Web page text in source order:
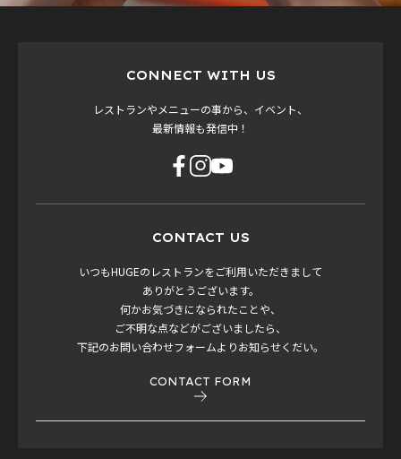
CONNECT WITH US
レストランやメニューの事から、イベント、
最新情報も発信中！
CONTACT US
いつもHUGEのレストランをご利用いただきまして
ありがとうございます。
何かお気づきになられたことや、
ご不明な点などがございましたら、
下記のお問い合わせフォームよりお知らせくだい。
CONTACT FORM